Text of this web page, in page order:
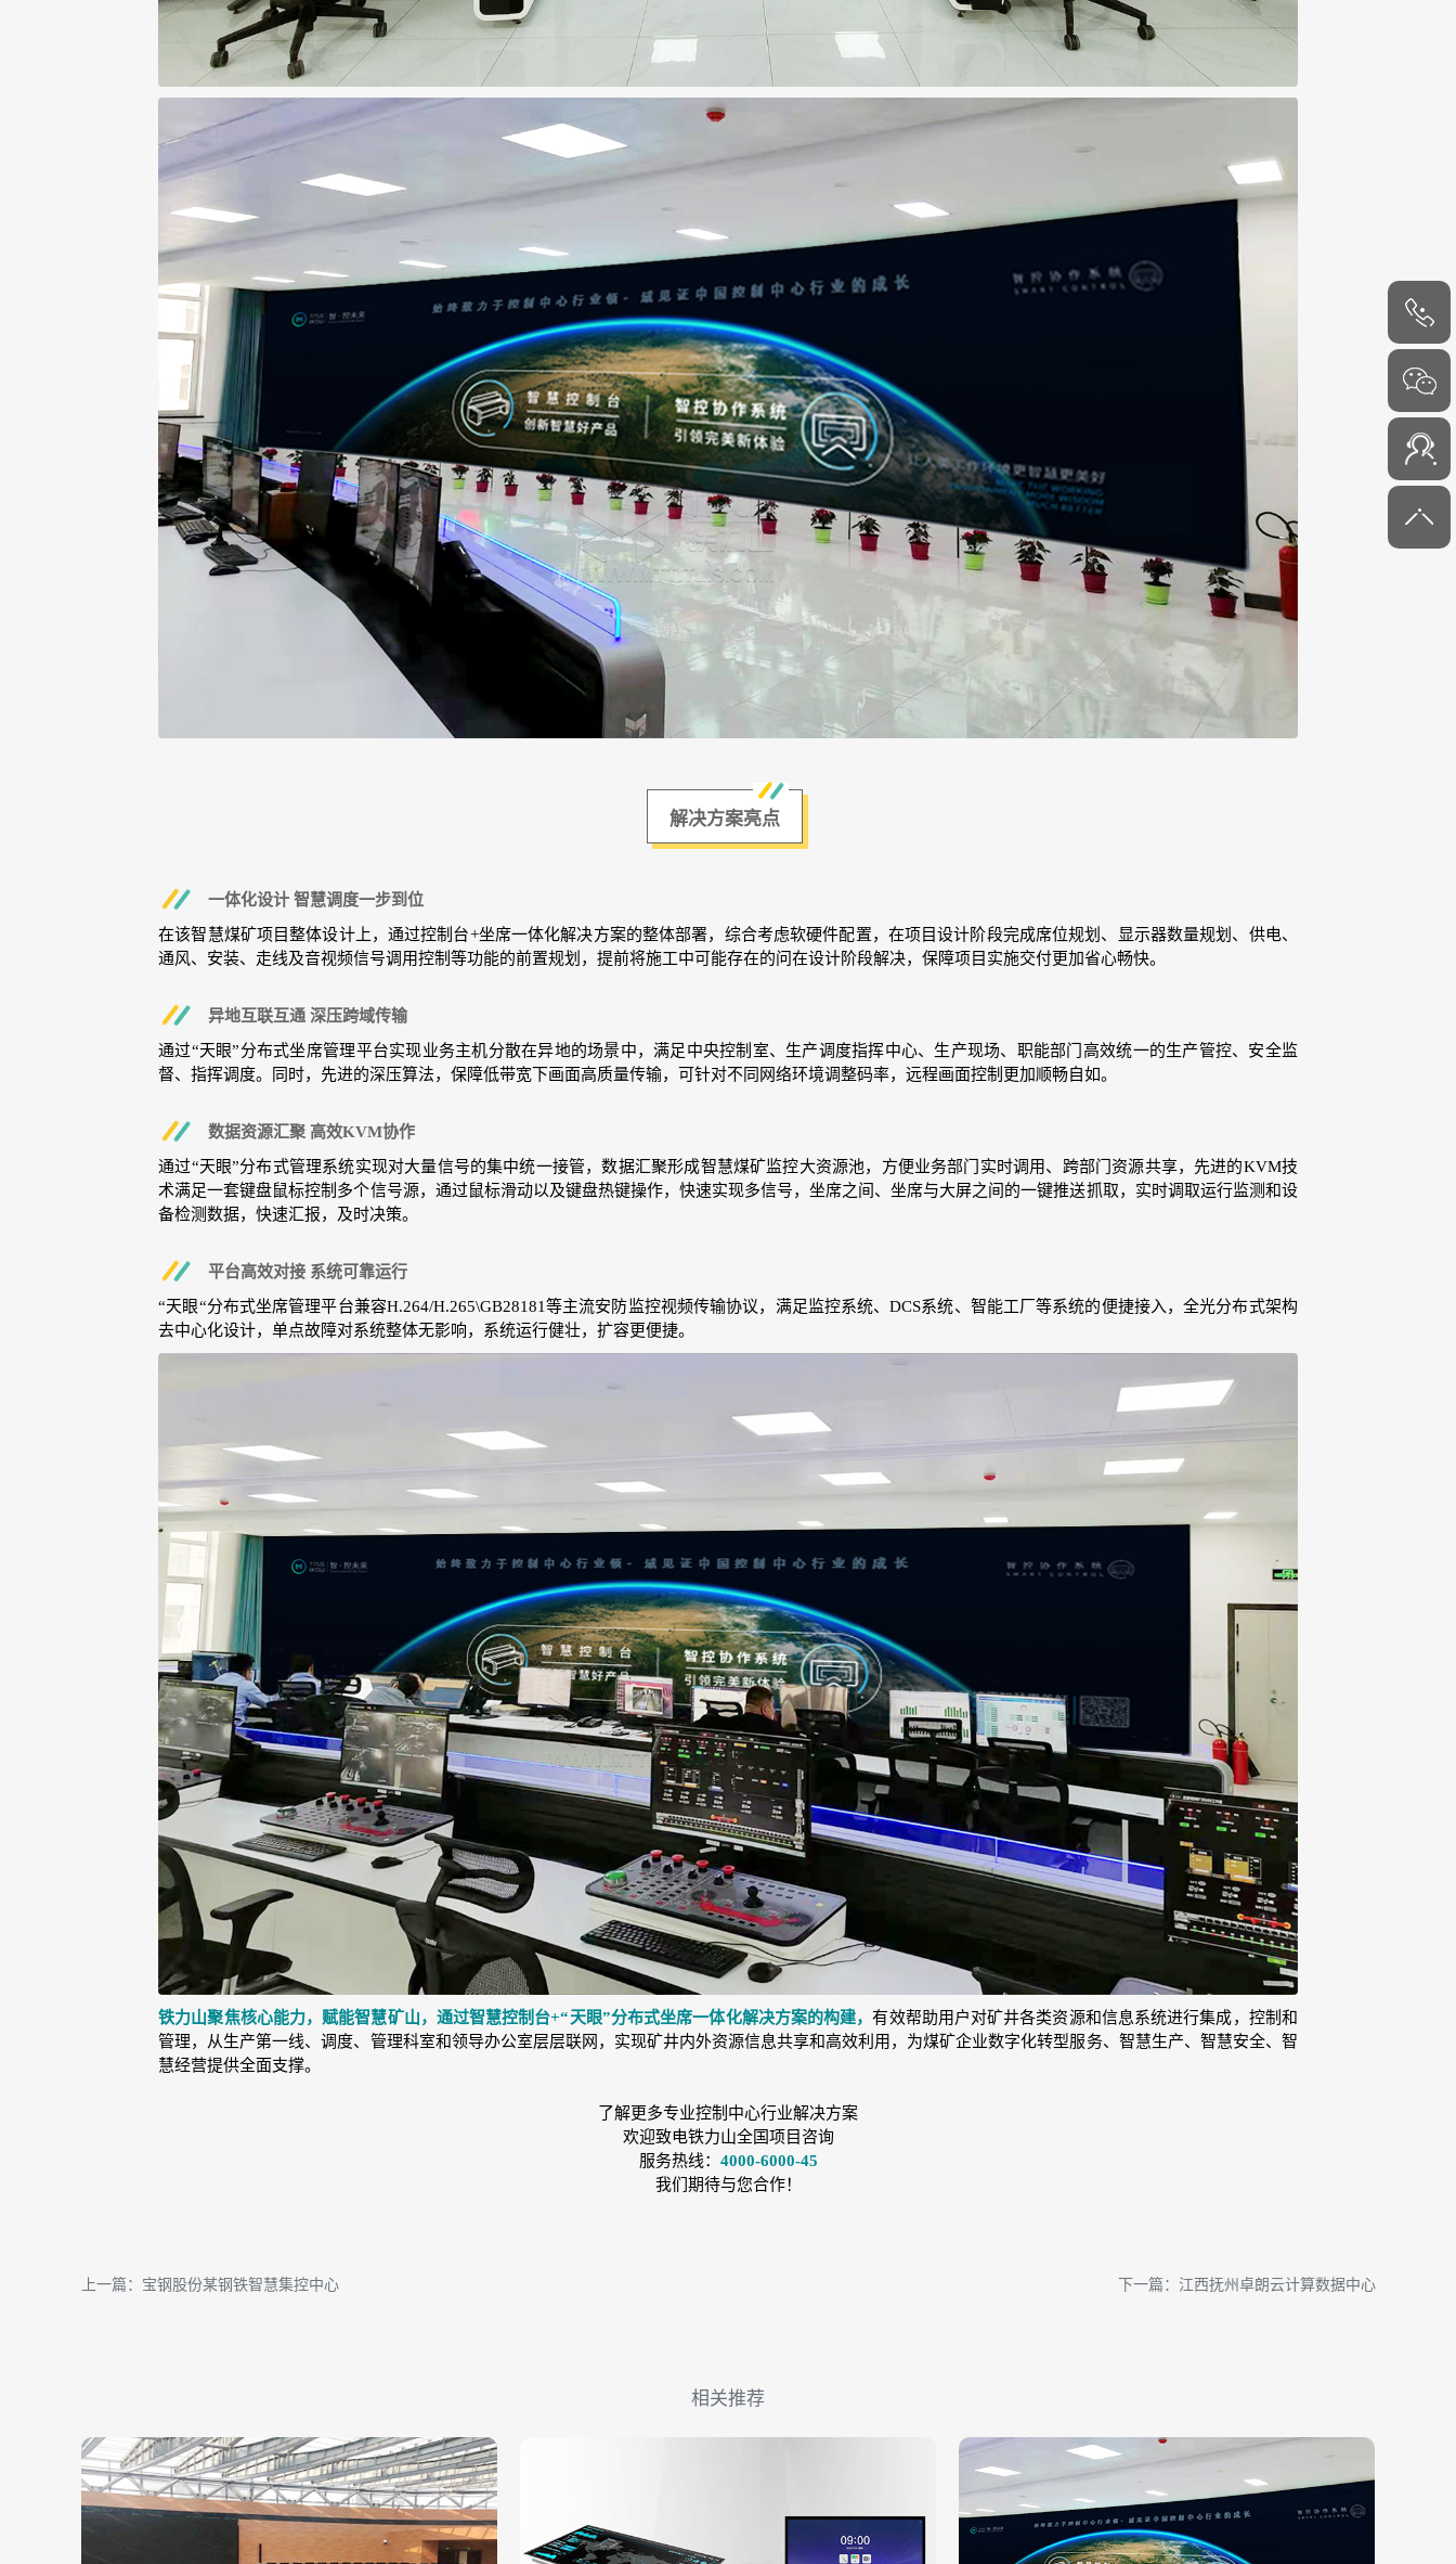
解决方案亮点
一体化设计 智慧调度一步到位
在该智慧煤矿项目整体设计上，通过控制台+坐席一体化解决方案的整体部署，综合考虑软硬件配置，在项目设计阶段完成席位规划、显示器数量规划、供电、
通风、安装、走线及音视频信号调用控制等功能的前置规划，提前将施工中可能存在的问在设计阶段解决，保障项目实施交付更加省心畅快。
异地互联互通 深压跨域传输
通过“天眼”分布式坐席管理平台实现业务主机分散在异地的场景中，满足中央控制室、生产调度指挥中心、生产现场、职能部门高效统一的生产管控、安全监
督、指挥调度。同时，先进的深压算法，保障低带宽下画面高质量传输，可针对不同网络环境调整码率，远程画面控制更加顺畅自如。
数据资源汇聚 高效KVM协作
通过“天眼”分布式管理系统实现对大量信号的集中统一接管，数据汇聚形成智慧煤矿监控大资源池，方便业务部门实时调用、跨部门资源共享，先进的KVM技
术满足一套键盘鼠标控制多个信号源，通过鼠标滑动以及键盘热键操作，快速实现多信号，坐席之间、坐席与大屏之间的一键推送抓取，实时调取运行监测和设
备检测数据，快速汇报，及时决策。
平台高效对接 系统可靠运行
“天眼“分布式坐席管理平台兼容H.264/H.265\GB28181等主流安防监控视频传输协议，满足监控系统、DCS系统、智能工厂等系统的便捷接入，全光分布式架构
去中心化设计，单点故障对系统整体无影响，系统运行健壮，扩容更便捷。
铁力山聚焦核心能力，赋能智慧矿山，通过智慧控制台+“天眼”分布式坐席一体化解决方案的构建，有效帮助用户对矿井各类资源和信息系统进行集成，控制和
管理，从生产第一线、调度、管理科室和领导办公室层层联网，实现矿井内外资源信息共享和高效利用，为煤矿企业数字化转型服务、智慧生产、智慧安全、智
慧经营提供全面支撑。
了解更多专业控制中心行业解决方案
欢迎致电铁力山全国项目咨询
服务热线： 4000-6000-45
我们期待与您合作！
上一篇：宝钢股份某钢铁智慧集控中心 下一篇：江西抚州卓朗云计算数据中心
相关推荐
4000-
6000-45